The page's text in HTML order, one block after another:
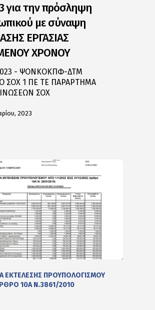
για την πρόσληψη
με σύναψη
ΕΡΓΑΣΙΑΣ
ΧΡΟΝΟΥ
- ΨΟΝΚΟΚΠΦ-ΔΤΜ
ΣΟΧ 1 ΠΕ ΤΕ ΠΑΡΑΡΤΗΜΑ
ΣΟΧ
2023
ΕΚΤΕΛΕΣΗΣ ΠΡΟΥΠΟΛΟΓΙΣΜΟΥ
10Α Ν.3861/2010